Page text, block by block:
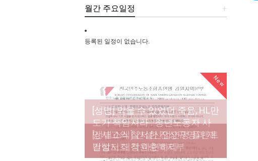
+
월간 주요일정
등록된 일정이 없습니다.
New
[성명] 막을 수 있었던 죽음, HL만
도가 책임져라 : 청년노동자 사
망사고의 철저한 진상규명과 재
발방지 대책 마련하라
New
[산별소식] 건설산업연맹 플랜트
건설노조 강원충북지부
[강릉,속초,원주,춘천] 폭염감시
단 사업 이모저모
[조합원☆인터뷰] 서비스연맹 전
국학교비정규직노동조합 강원
지부 김유미 춘천지회장
[본부소식] 강원지역 노동자 합
창단 모임